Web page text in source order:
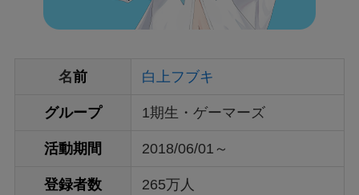
名前 白上フブキ
グループ 1期生・ゲーマーズ
活動期間 2018/06/01～
登録者数 265万人